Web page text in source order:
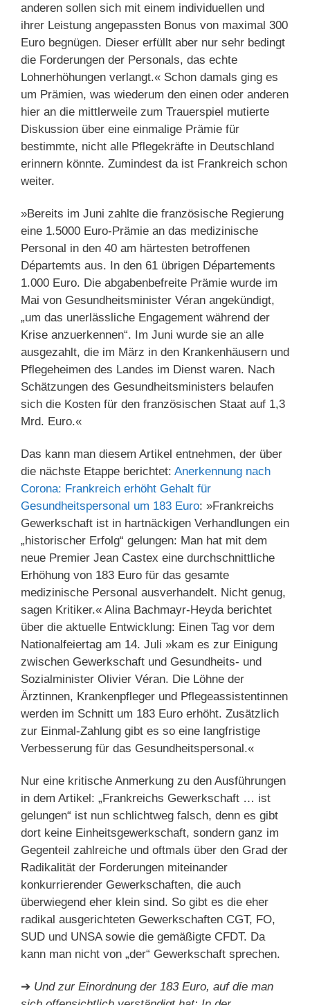
anderen sollen sich mit einem individuellen und
ihrer Leistung angepassten Bonus von maximal 300
Euro begnügen. Dieser erfüllt aber nur sehr bedingt
die Forderungen der Personals, das echte
Lohnerhöhungen verlangt.« Schon damals ging es
um Prämien, was wiederum den einen oder anderen
hier an die mittlerweile zum Trauerspiel mutierte
Diskussion über eine einmalige Prämie für
bestimmte, nicht alle Pflegekräfte in Deutschland
erinnern könnte. Zumindest da ist Frankreich schon
weiter.
»Bereits im Juni zahlte die französische Regierung
eine 1.5000 Euro-Prämie an das medizinische
Personal in den 40 am härtesten betroffenen
Départemts aus. In den 61 übrigen Départements
1.000 Euro. Die abgabenbefreite Prämie wurde im
Mai von Gesundheitsminister Véran angekündigt,
„um das unerlässliche Engagement während der
Krise anzuerkennen“. Im Juni wurde sie an alle
ausgezahlt, die im März in den Krankenhäusern und
Pflegeheimen des Landes im Dienst waren. Nach
Schätzungen des Gesundheitsministers belaufen
sich die Kosten für den französischen Staat auf 1,3
Mrd. Euro.«
Das kann man diesem Artikel entnehmen, der über
die nächste Etappe berichtet: Anerkennung nach
Corona: Frankreich erhöht Gehalt für
Gesundheitspersonal um 183 Euro: »Frankreichs
Gewerkschaft ist in hartnäckigen Verhandlungen ein
„historischer Erfolg“ gelungen: Man hat mit dem
neue Premier Jean Castex eine durchschnittliche
Erhöhung von 183 Euro für das gesamte
medizinische Personal ausverhandelt. Nicht genug,
sagen Kritiker.« Alina Bachmayr-Heyda berichtet
über die aktuelle Entwicklung: Einen Tag vor dem
Nationalfeiertag am 14. Juli »kam es zur Einigung
zwischen Gewerkschaft und Gesundheits- und
Sozialminister Olivier Véran. Die Löhne der
Ärztinnen, Krankenpfleger und Pflegeassistentinnen
werden im Schnitt um 183 Euro erhöht. Zusätzlich
zur Einmal-Zahlung gibt es so eine langfristige
Verbesserung für das Gesundheitspersonal.«
Nur eine kritische Anmerkung zu den Ausführungen
in dem Artikel: „Frankreichs Gewerkschaft … ist
gelungen“ ist nun schlichtweg falsch, denn es gibt
dort keine Einheitsgewerkschaft, sondern ganz im
Gegenteil zahlreiche und oftmals über den Grad der
Radikalität der Forderungen miteinander
konkurrierender Gewerkschaften, die auch
überwiegend eher klein sind. So gibt es die eher
radikal ausgerichteten Gewerkschaften CGT, FO,
SUD und UNSA sowie die gemäßigte CFDT. Da
kann man nicht von „der“ Gewerkschaft sprechen.
➔ Und zur Einordnung der 183 Euro, auf die man